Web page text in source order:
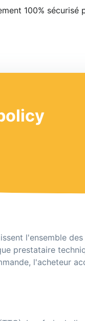
100% sécurisé
l'ensemble
prestataire
l'acheteur